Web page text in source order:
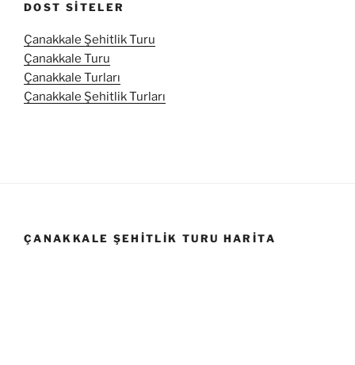
DOST SITELER
Çanakkale Şehitlik Turu
Çanakkale Turu
Çanakkale Turları
Çanakkale Şehitlik Turları
ÇANAKKALE ŞEHITLIK TURU HARITA